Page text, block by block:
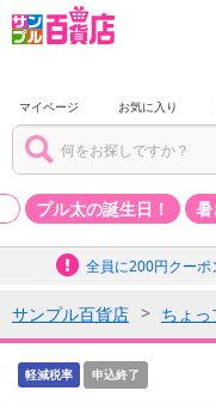
マイページ お気に入り
プル太の誕生日！
全員に200円クー
サンプル百貨店 ちょっ
軽減税率 申込終了